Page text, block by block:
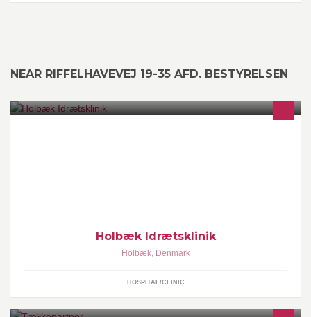
NEAR RIFFELHAVEVEJ 19-35 AFD. BESTYRELSEN
Holbæk Idrætsklinik
Holbæk, Denmark
HOSPITAL/CLINIC